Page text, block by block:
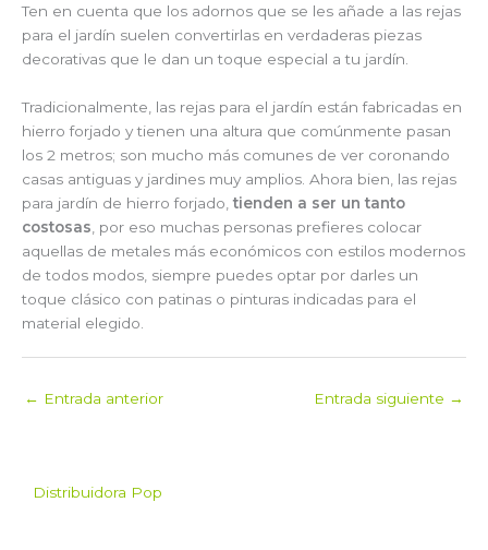
Ten en cuenta que los adornos que se les añade a las rejas
para el jardín suelen convertirlas en verdaderas piezas
decorativas que le dan un toque especial a tu jardín.
Tradicionalmente, las rejas para el jardín están fabricadas en
hierro forjado y tienen una altura que comúnmente pasan
los 2 metros; son mucho más comunes de ver coronando
casas antiguas y jardines muy amplios. Ahora bien, las rejas
para jardín de hierro forjado,tienden a ser un tanto
costosas , por eso muchas personas prefieres colocar
aquellas de metales más económicos con estilos modernos
de todos modos, siempre puedes optar por darles un
toque clásico con patinas o pinturas indicadas para el
material elegido.
← Entrada anterior Entrada siguiente →
Distribuidora Pop